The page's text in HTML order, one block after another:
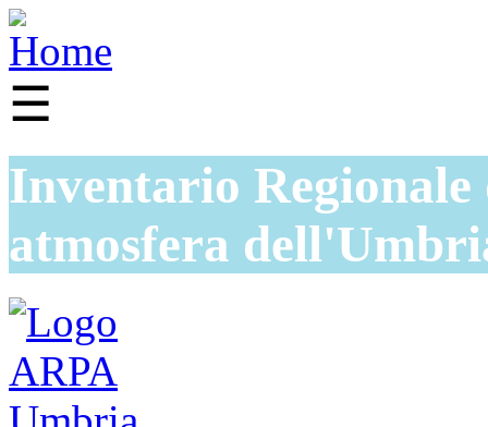
☰
Inventario
atmosfera